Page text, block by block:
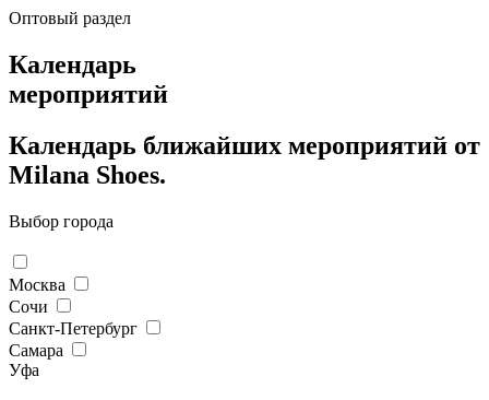
Оптовый раздел
Календарь
мероприятий
Календарь ближайших мероприятий от
Milana Shoes.
Выбор города
Москва
Сочи
Санкт-Петербург
Самара
Уфа